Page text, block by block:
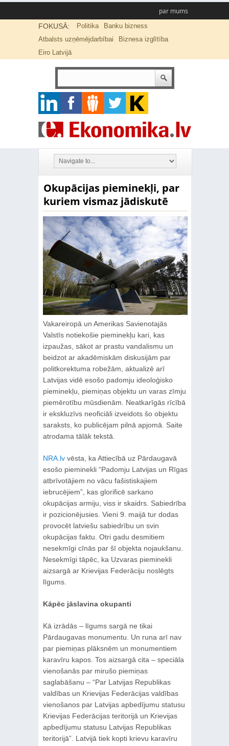
par mums
FOKUSĀ: Politika
Banku bizness
Atbalsts uzņēmējdarbībai
Biznesa izglītība
Eiro Latvijā
Okupācijas pieminekļi, par
kuriem vismaz jādiskutē
Vakareiropā un Amerikas Savienotajās
Valstīs notiekošie pieminekļu kari, kas
izpaužas, sākot ar prastu vandalismu un
beidzot ar akadēmiskām diskusijām par
politkorektuma robežām, aktualizē arī
Latvijas vidē esošo padomju ideoloģisko
pieminekļu, piemiņas objektu un varas zīmju
piemērotību mūsdienām. Neatkarīgās rīcībā
ir ekskluzīvs neoficiāli izveidots šo objektu
saraksts, ko publicējam pilnā apjomā. Saite
atrodama tālāk tekstā.
NRA.lvvēsta, ka Attiecībā uz Pārdaugavā
esošo pieminekli “Padomju Latvijas un Rīgas
atbrīvotājiem no vācu fašistiskajiem
iebrucējiem”, kas glorificē sarkano
okupācijas armiju, viss ir skaidrs. Sabiedrība
ir pozicionējusies. Vieni 9. maijā tur dodas
provocēt latviešu sabiedrību un svin
okupācijas faktu. Otri gadu desmitiem
nesekmīgi cīnās par šī objekta nojaukšanu.
Nesekmīgi tāpēc, ka Uzvaras pieminekli
aizsargā ar Krievijas Federāciju noslēgts
līgums.
Kāpēc jāslavina okupanti
Kā izrādās ‒ līgums sargā ne tikai
Pārdaugavas monumentu. Un runa arī nav
par piemiņas plāksnēm un monumentiem
karavīru kapos. Tos aizsargā cita ‒ speciāla
vienošanās par mirušo piemiņas
saglabāšanu ‒ “Par Latvijas Republikas
valdības un Krievijas Federācijas valdības
vienošanos par Latvijas apbedījumu statusu
Krievijas Federācijas teritorijā un Krievijas
apbedījumu statusu Latvijas Republikas
teritorijā”. Latvijā tiek kopti krievu karavīru